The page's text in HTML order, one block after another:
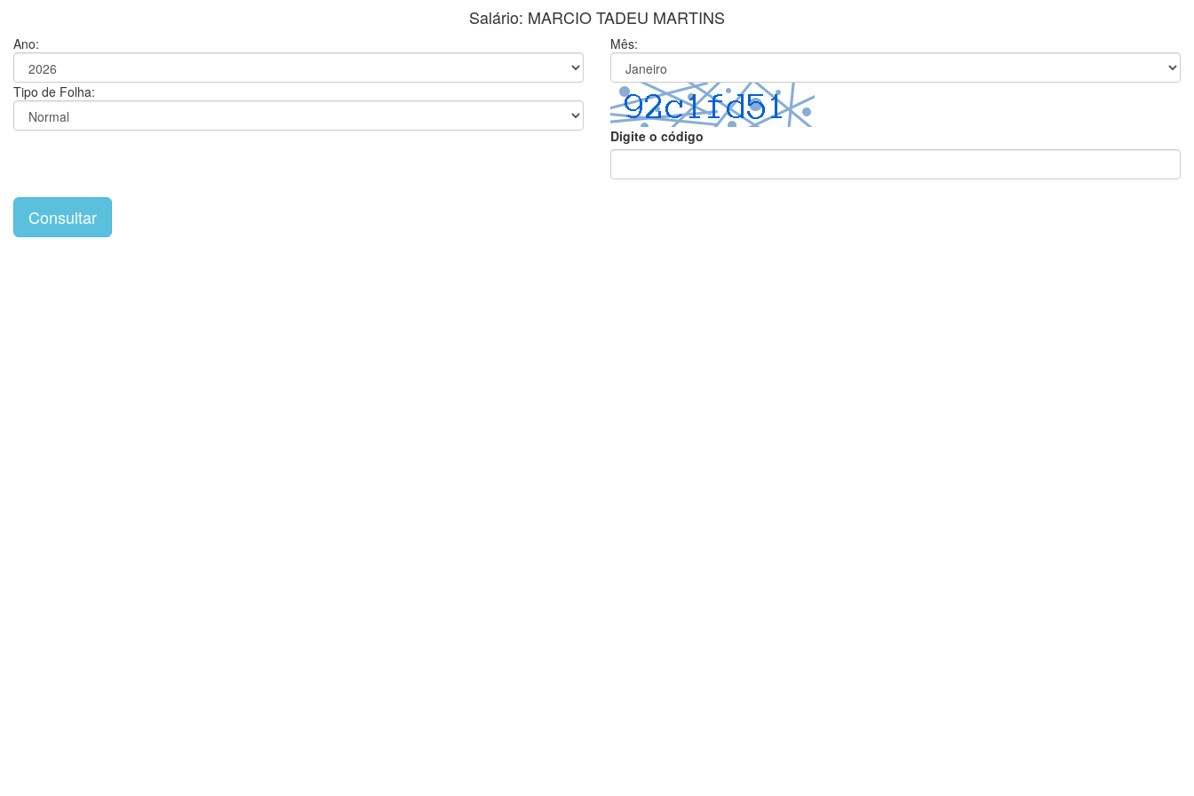
Salário: MARCIO TADEU MARTINS
Ano: Mês:
Tipo de Folha:
Digite o código